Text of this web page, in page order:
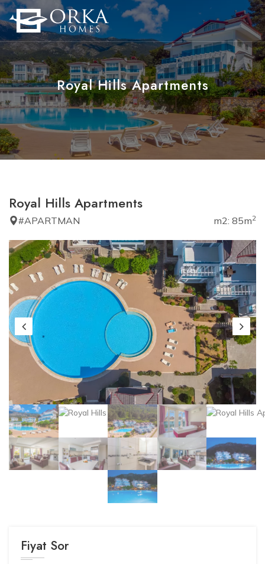
Royal Hills Apartments
Royal Hills Apartments
#APARTMAN m2: 85m2
Fiyat Sor